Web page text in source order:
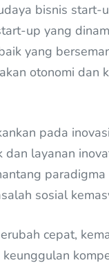
bisnis
up yang
yang
otonomi dan
pada
layanan
sosial
cepat,